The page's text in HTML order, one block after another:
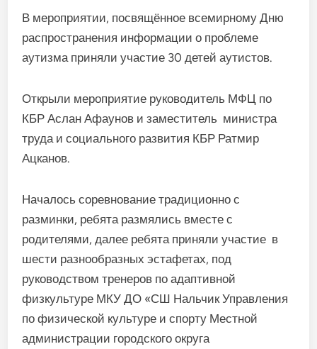
В мероприятии, посвящённое всемирному Дню
распространения информации о проблеме
аутизма приняли участие 30 детей аутистов.
Открыли мероприятие руководитель МФЦ по
КБР Аслан Афаунов и заместитель министра
труда и социального развития КБР Ратмир
Ацканов.
Началось соревнование традиционно с
разминки, ребята размялись вместе с
родителями, далее ребята приняли участие в
шести разнообразных эстафетах, под
руководством тренеров по адаптивной
физкультуре МКУ ДО «СШ Нальчик Управления
по физической культуре и спорту Местной
администрации городского округа